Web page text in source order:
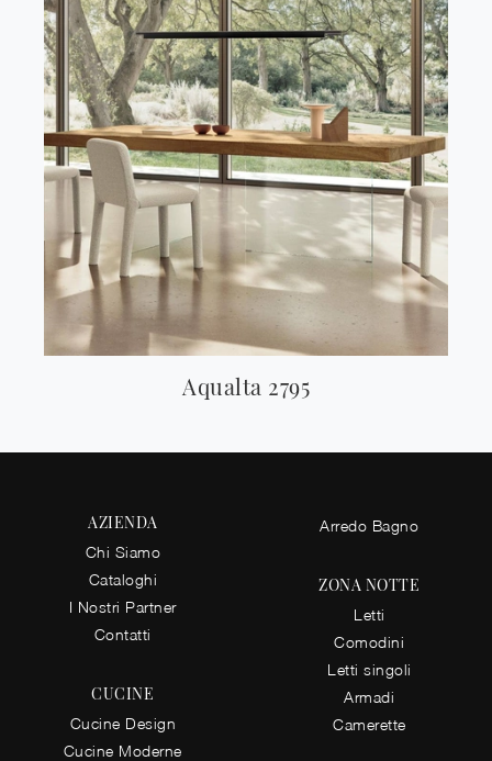
Aqualta 2795
AZIENDA
Chi Siamo
Cataloghi
I Nostri Partner
Contatti
CUCINE
Cucine Design
Cucine Moderne
Arredo Bagno
ZONA NOTTE
Letti
Comodini
Letti singoli
Armadi
Camerette